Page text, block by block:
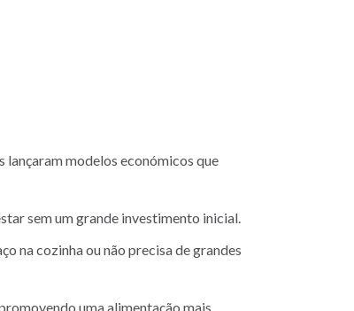
modelos económicos que
sem um grande investimento inicial.
na cozinha ou não precisa de grandes
uma alimentação mais